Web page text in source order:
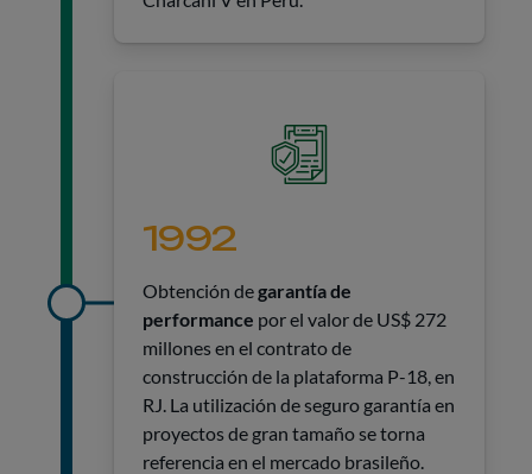
1992
Obtención degarantía de
performance por el valor de US$ 272
millones en el contrato de
construcción de la plataforma P-18, en
RJ. La utilización de seguro garantía en
proyectos de gran tamaño se torna
referencia en el mercado brasileño.